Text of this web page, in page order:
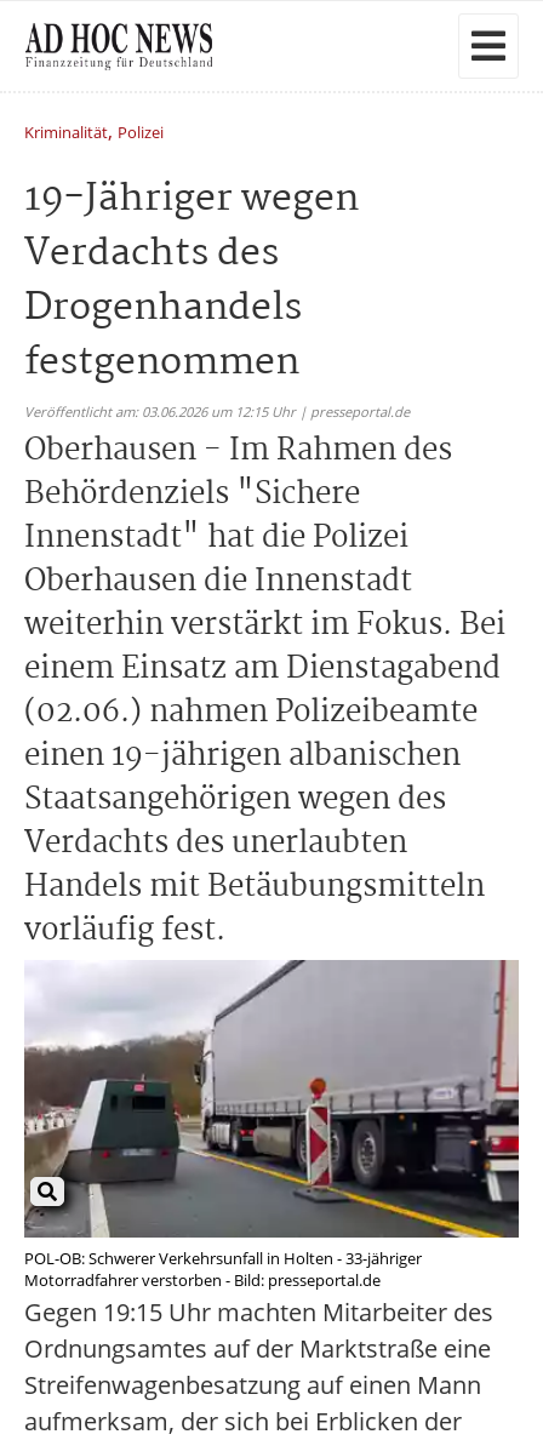
Kriminalität, Polizei
19-Jähriger wegen
Verdachts des
Drogenhandels
festgenommen
Veröffentlicht am: 03.06.2026 um 12:15 Uhr | presseportal.de
Oberhausen - Im Rahmen des
Behördenziels "Sichere
Innenstadt" hat die Polizei
Oberhausen die Innenstadt
weiterhin verstärkt im Fokus. Bei
einem Einsatz am Dienstagabend
(02.06.) nahmen Polizeibeamte
einen 19-jährigen albanischen
Staatsangehörigen wegen des
Verdachts des unerlaubten
Handels mit Betäubungsmitteln
vorläufig fest.
POL-OB: Schwerer Verkehrsunfall in Holten - 33-jähriger
Motorradfahrer verstorben - Bild: presseportal.de
Gegen 19:15 Uhr machten Mitarbeiter des
Ordnungsamtes auf der Marktstraße eine
Streifenwagenbesatzung auf einen Mann
aufmerksam, der sich bei Erblicken der